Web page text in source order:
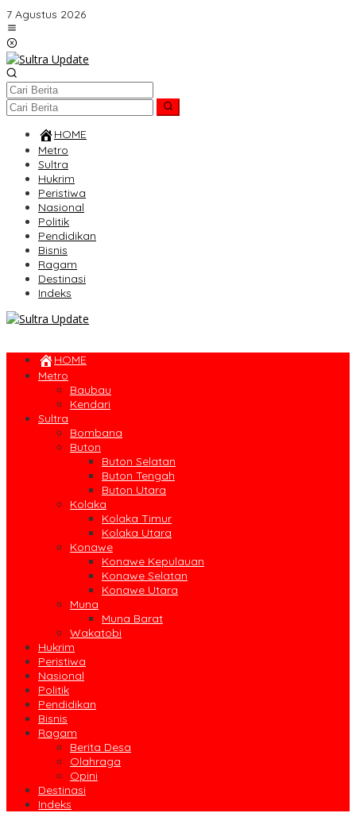
Lewati
ke
konten
7 Agustus 2026
HOME
Metro
Sultra
Hukrim
Peristiwa
Nasional
Politik
Pendidikan
Bisnis
Ragam
Destinasi
Indeks
HOME
Metro
Baubau
Kendari
Sultra
Bombana
Buton
Buton Selatan
Buton Tengah
Buton Utara
Kolaka
Kolaka Timur
Kolaka Utara
Konawe
Konawe Kepulauan
Konawe Selatan
Konawe Utara
Muna
Muna Barat
Wakatobi
Hukrim
Peristiwa
Nasional
Politik
Pendidikan
Bisnis
Ragam
Berita Desa
Olahraga
Opini
Destinasi
Indeks